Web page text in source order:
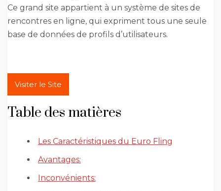
Ce grand site appartient à un système de sites de
rencontres en ligne, qui expriment tous une seule
base de données de profils d’utilisateurs.
Visiter le Site
Table des matières
Les Caractéristiques du Euro Fling
Avantages:
Inconvénients: